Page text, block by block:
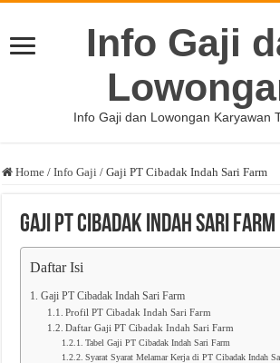
Info Gaji
Info Gaji dan Lowongan Karyawan
Home / Info Gaji / Gaji PT Cibadak Indah Sari Farm
Gaji PT Cibadak Indah Sari Farm
Daftar Isi
Gaji PT Cibadak Indah Sari Farm
Profil PT Cibadak Indah Sari Farm
Daftar Gaji PT Cibadak Indah Sari Farm
Tabel Gaji PT Cibadak Indah Sari Farm
Syarat Syarat Melamar Kerja di PT Cibadak Indah